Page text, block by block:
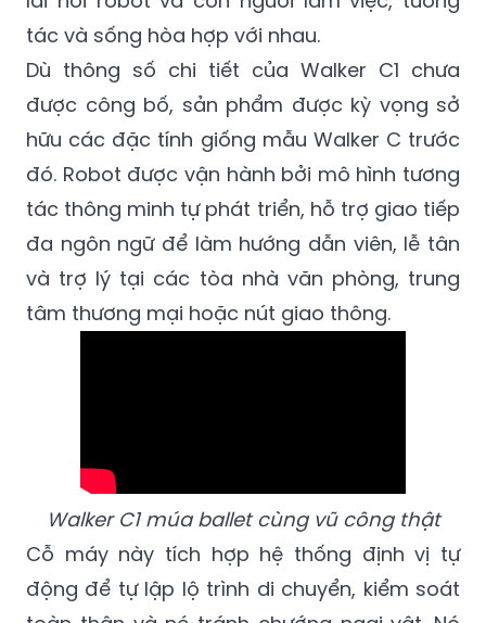
Dù thông số chi tiết của Walker C1 chưa
được công bố, sản phẩm được kỳ vọng sở
hữu các đặc tính giống mẫu Walker C trước
đó. Robot được vận hành bởi mô hình tương
tác thông minh tự phát triển, hỗ trợ giao tiếp
đa ngôn ngữ để làm hướng dẫn viên, lễ tân
và trợ lý tại các tòa nhà văn phòng, trung
tâm thương mại hoặc nút giao thông.
Walker C1 múa ballet cùng vũ công thật
Cỗ máy này tích hợp hệ thống định vị tự
động để tự lập lộ trình di chuyển, kiểm soát
toàn thân và né tránh chướng ngại vật. Nó
có thể đi bộ với tốc độ lên tới 6 km/h, thực